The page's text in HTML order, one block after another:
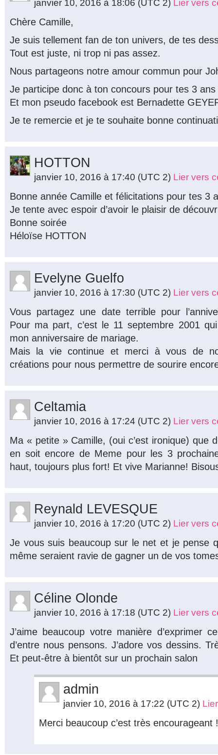
janvier 10, 2016 à 18:06 (UTC 2) Lier vers
Chère Camille,
Je suis tellement fan de ton univers, de tes
Tout est juste, ni trop ni pas assez.
Nous partageons notre amour commun pour
Je participe donc à ton concours pour tes 3
Et mon pseudo facebook est Bernadette
Je te remercie et je te souhaite bonne
HOTTON
janvier 10, 2016 à 17:40 (UTC 2) Lier vers
Bonne année Camille et félicitations pour tes 3
Je tente avec espoir d’avoir le plaisir de
Bonne soirée
Héloïse HOTTON
Evelyne Guelfo
janvier 10, 2016 à 17:30 (UTC 2) Lier vers
Vous partagez une date terrible pour
Pour ma part, c’est le 11 septembre 2001
mon anniversaire de mariage.
Mais la vie continue et merci à vous de
créations pour nous permettre de sourire
Celtamia
janvier 10, 2016 à 17:24 (UTC 2) Lier vers
Ma « petite » Camille, (oui c’est ironique) que
en soit encore de Meme pour les 3
haut, toujours plus fort! Et vive Marianne!
Reynald LEVESQUE
janvier 10, 2016 à 17:20 (UTC 2) Lier vers
Je vous suis beaucoup sur le net et je pense
même seraient ravie de gagner un de vos
Céline Olonde
janvier 10, 2016 à 17:18 (UTC 2) Lier vers
J’aime beaucoup votre manière d’exprimer
d’entre nous pensons. J’adore vos dessins.
Et peut-être à bientôt sur un prochain salon
admin
janvier 10, 2016 à 17:22 (UTC 2)
Merci beaucoup c’est très encourageant !